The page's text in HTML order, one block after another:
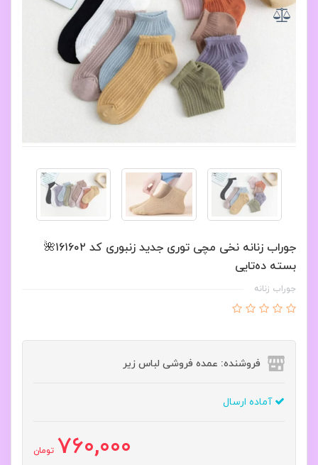
جوراب زنانه نخی مچی توری جدید زنبوری کد ۱۶۱۶۰۲🌺
بسته ده‌تایی
جوراب زنانه
فروشنده: عمده فروشی لباس زیر
آماده ارسال
760,000 تومان